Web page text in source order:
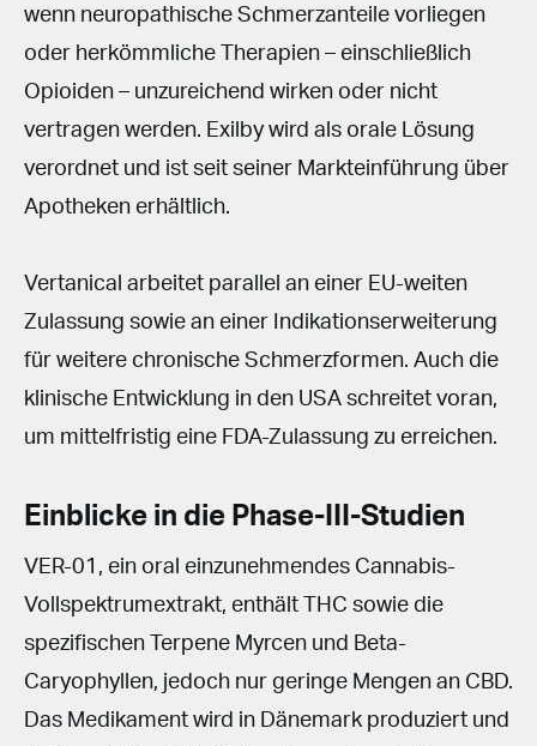
wenn neuropathische Schmerzanteile vorliegen
oder herkömmliche Therapien – einschließlich
Opioiden – unzureichend wirken oder nicht
vertragen werden. Exilby wird als orale Lösung
verordnet und ist seit seiner Markteinführung über
Apotheken erhältlich.
Vertanical arbeitet parallel an einer EU-weiten
Zulassung sowie an einer Indikationserweiterung
für weitere chronische Schmerzformen. Auch die
klinische Entwicklung in den USA schreitet voran,
um mittelfristig eine FDA-Zulassung zu erreichen.
Einblicke in die Phase-III-Studien
VER-01, ein oral einzunehmendes Cannabis-
Vollspektrumextrakt, enthält THC sowie die
spezifischen Terpene Myrcen und Beta-
Caryophyllen, jedoch nur geringe Mengen an CBD.
Das Medikament wird in Dänemark produziert und